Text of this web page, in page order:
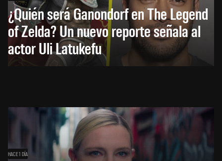
¿Quién será Ganondorf en The Legend
of Zelda? Un nuevo reporte señala al
actor Uli Latukefu
HACE 1 DÍA